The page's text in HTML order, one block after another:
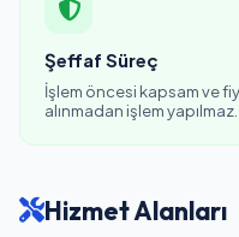
Şeffaf Süreç
İşlem öncesi kapsam ve
alınmadan işlem yapılmaz.
Hizmet Alanları